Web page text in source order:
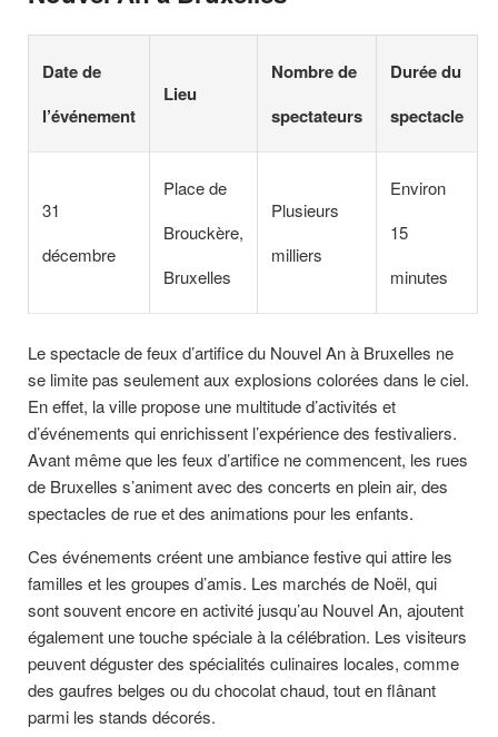
Date de
l’événement
Lieu
Nombre de
spectateurs
Durée du
spectacle
31
décembre
Place de
Brouckère,
Bruxelles
Plusieurs
milliers
Environ
15
minutes
Le spectacle de feux d’artifice du Nouvel An à Bruxelles ne
se limite pas seulement aux explosions colorées dans le ciel.
En effet, la ville propose une multitude d’activités et
d’événements qui enrichissent l’expérience des festivaliers.
Avant même que les feux d’artifice ne commencent, les rues
de Bruxelles s’animent avec des concerts en plein air, des
spectacles de rue et des animations pour les enfants.
Ces événements créent une ambiance festive qui attire les
familles et les groupes d’amis. Les marchés de Noël, qui
sont souvent encore en activité jusqu’au Nouvel An, ajoutent
également une touche spéciale à la célébration. Les visiteurs
peuvent déguster des spécialités culinaires locales, comme
des gaufres belges ou du chocolat chaud, tout en flânant
parmi les stands décorés.